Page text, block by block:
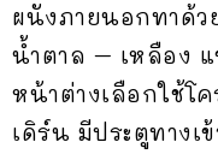
ผนังภายนอกทาด้
น้ำตาล – เหลือง
หน้าต่างเลือกใช้โ
เดิร์น มีประตูทางเ